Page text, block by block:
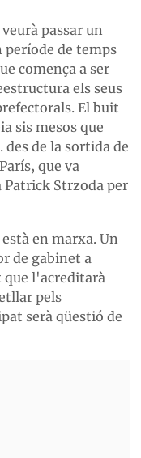
passar un
de temps
comença a ser
els seus
El buit
sis mesos que
de la sortida de
que va
Strzoda per
en marxa. Un
de gabinet a
que l'acreditarà
pels
serà qüestió de